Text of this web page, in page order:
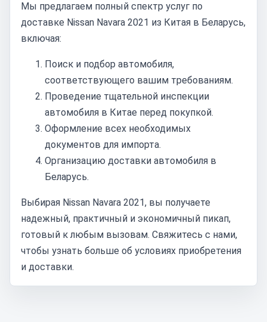
Мы предлагаем полный спектр услуг по
доставке Nissan Navara 2021 из Китая в Беларусь,
включая:
Поиск и подбор автомобиля,
соответствующего вашим требованиям.
Проведение тщательной инспекции
автомобиля в Китае перед покупкой.
Оформление всех необходимых
документов для импорта.
Организацию доставки автомобиля в
Беларусь.
Выбирая Nissan Navara 2021, вы получаете
надежный, практичный и экономичный пикап,
готовый к любым вызовам. Свяжитесь с нами,
чтобы узнать больше об условиях приобретения
и доставки.